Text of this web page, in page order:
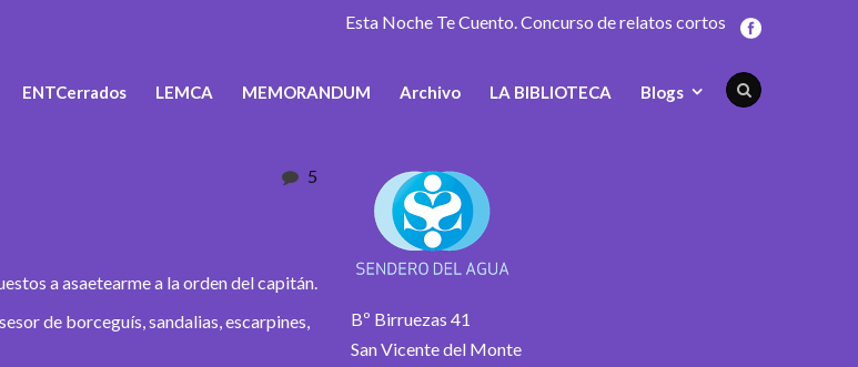
Esta Noche Te Cuento. Concurso de relatos cortos
ENTCerrados LEMCA MEMORANDUM Archivo LA BIBLIOTECA Blogs
5
a asaetearme a la orden del capitán.
de borceguís, sandalias, escarpines,
Bº Birruezas 41
San Vicente del Monte